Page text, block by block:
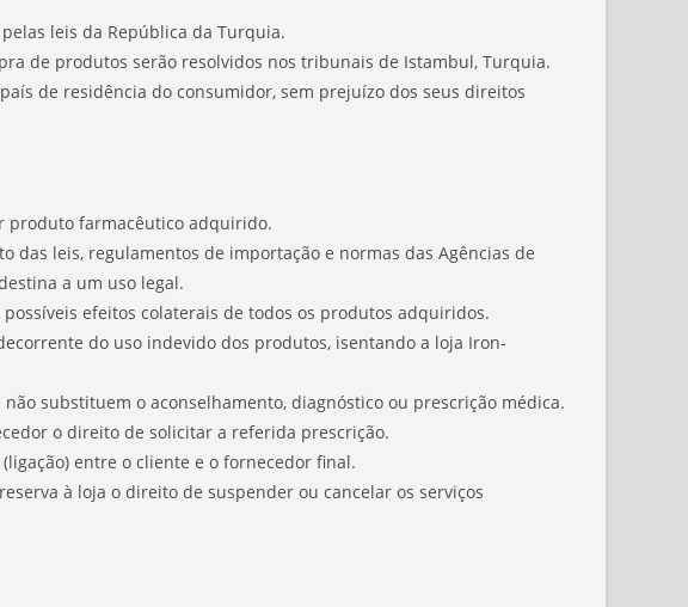
leis da República da Turquia.
de produtos serão resolvidos nos tribunais de Istambul, Turquia.
de residência do consumidor, sem prejuízo dos seus direitos
produto farmacêutico adquirido.
leis, regulamentos de importação e normas das Agências de
a um uso legal.
efeitos colaterais de todos os produtos adquiridos.
do uso indevido dos produtos, isentando a loja Iron-
substituem o aconselhamento, diagnóstico ou prescrição médica.
o direito de solicitar a referida prescrição.
entre o cliente e o fornecedor final.
à loja o direito de suspender ou cancelar os serviços